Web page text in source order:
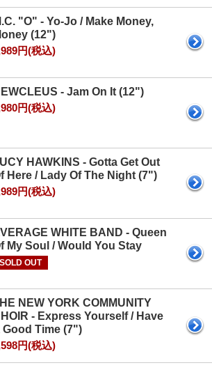
"O" - Yo-Jo / Make Money,
(12")
円(税込)
- Jam On It (12")
円(税込)
HAWKINS - Gotta Get Out
Here / Lady Of The Night (7")
円(税込)
WHITE BAND - Queen
My Soul / Would You Stay
SOLD OUT
NEW YORK COMMUNITY
- Express Yourself / Have
Good Time (7")
円(税込)